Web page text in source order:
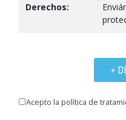
Derechos:
+
Acepto la política de